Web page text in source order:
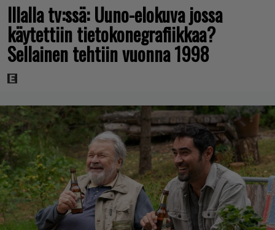
Illalla tv:ssä: Uuno-elokuva jossa
käytettiin tietokonegrafiikkaa?
Sellainen tehtiin vuonna 1998